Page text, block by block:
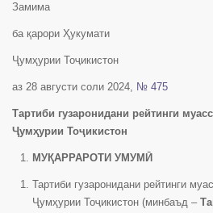
Замима
ба қарори Ҳукумати
Ҷумҳурии Тоҷикистон
аз 28 августи соли 2024, № 475
Тартиби гузаронидани рейтинги
Ҷумҳурии Тоҷикистон
МУҚАРРАРОТИ УМУМӢ
Тартиби гузаронидани рейтинги
Ҷумҳурии Тоҷикистон (минбаъд –